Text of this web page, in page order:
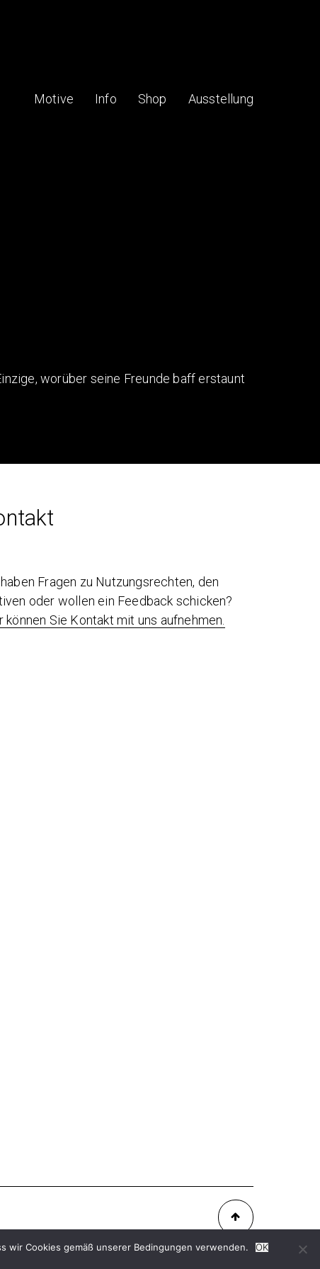
Motive Info Shop Ausstellung
worüber seine Freunde baff erstaunt
Fragen zu Nutzungsrechten, den
oder wollen ein Feedback schicken?
können Sie Kontakt mit uns aufnehmen.
wir Cookies gemäß unserer Bedingungen verwenden. OK